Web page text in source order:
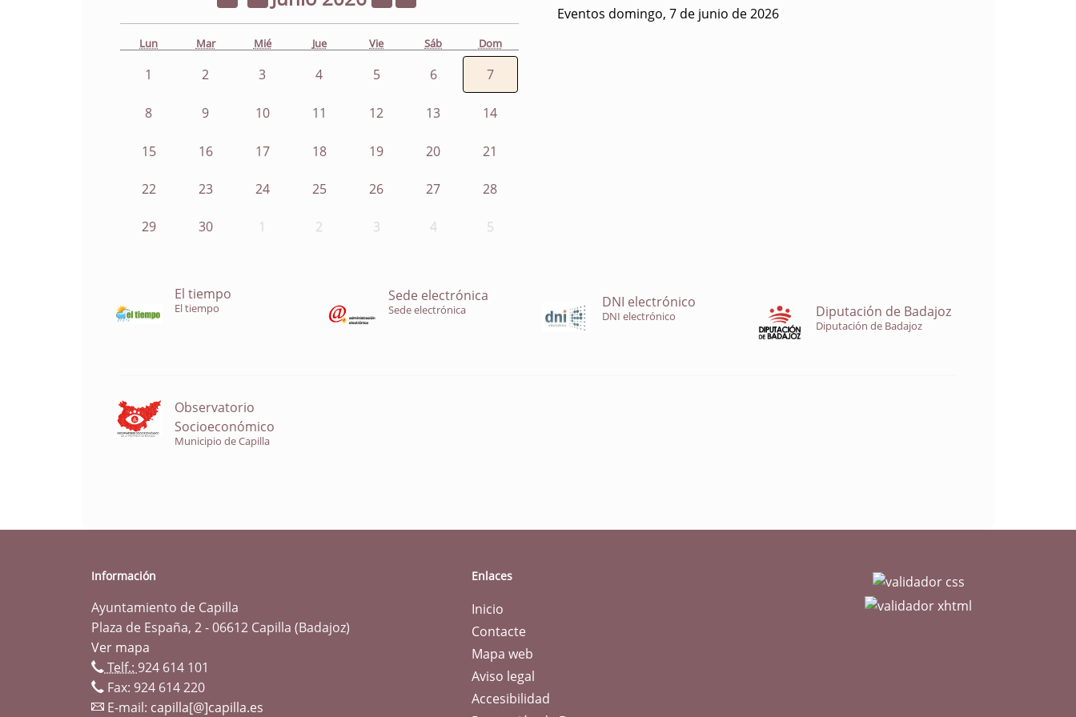
Lun Mar Mié Jue Vie Sáb Dom
1 2 3 4 5 6 7
8 9 10 11 12 13 14
15 16 17 18 19 20 21
22 23 24 25 26 27 28
29 30 1 2 3 4 5
Eventos domingo, 7 de junio de 2026
El tiempo
El tiempo
Sede electrónica
Sede electrónica DNI electrónico
DNI electrónico Diputación de Badajoz
Diputación de Badajoz
Observatorio
Socioeconómico
Municipio de Capilla
Información
Ayuntamiento de Capilla
Plaza de España, 2 - 06612 Capilla (Badajoz)
Ver mapa
Telf.: 924 614 101
Fax: 924 614 220
E-mail: capilla[@]capilla.es
Enlaces
Inicio
Contacte
Mapa web
Aviso legal
Accesibilidad